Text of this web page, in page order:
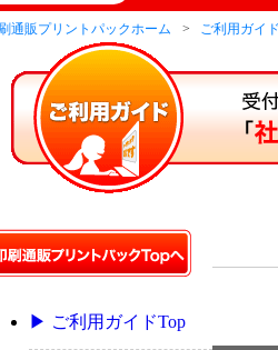
通販プリントパックホーム ご利用ガイド
▶ ご利用ガイドTop